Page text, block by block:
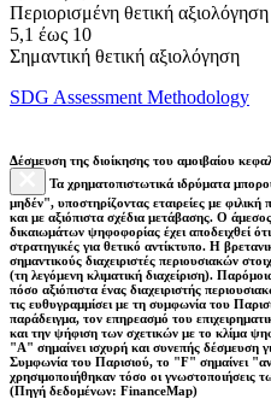
Περιορισμένη θετική αξιολόγηση
5,1 έως 10
Σημαντική θετική αξιολόγηση
SDG Assessment Methodology
Δέσμευση της διοίκησης του αμοιβαίου
Τα χρηματοπιστωτικά ιδρύματα
μηδέν", υποστηρίζοντας εταιρείες με φιλική
και με αξιόπιστα σχέδια μετάβασης. Ο
δικαιωμάτων ψηφοφορίας έχει αποδειχθεί
στρατηγικές για θετικό αντίκτυπο. Η
σημαντικούς διαχειριστές περιουσιακών
(τη λεγόμενη κλιματική διαχείριση).
πόσο αξιόπιστα ένας διαχειριστής
τις ευθυγραμμίσει με τη συμφωνία του
παράδειγμα, τον επηρεασμό του
και την ψήφιση των σχετικών με το κλίμα
"Α" σημαίνει ισχυρή και συνεπής δέσμευση
Συμφωνία του Παρισιού, το "F" σημαίνει
χρησιμοποιήθηκαν τόσο οι γνωστοποιήσεις
(Πηγή δεδομένων: FinanceMap)